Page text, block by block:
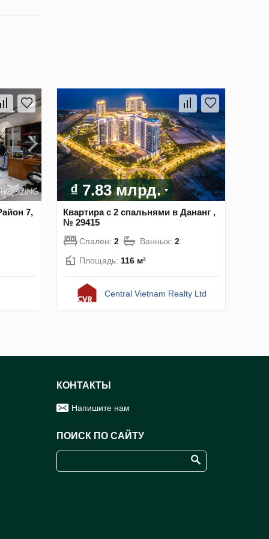
7,
₫ 7.83 млрд.
Квартира с 2 спальнями в Дананг ,
№ 29415
Спален: 2 Ванных: 2
Площадь: 116 м²
Central Vietnam Realty Ltd
КОНТАКТЫ
Напишите нам
ПОИСК ПО САЙТУ